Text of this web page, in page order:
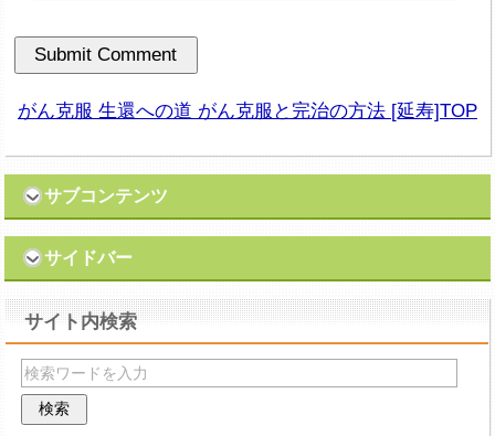
がん克服 生還への道 がん克服と完治の方法 [延寿]TOP
サブコンテンツ
サイドバー
サイト内検索